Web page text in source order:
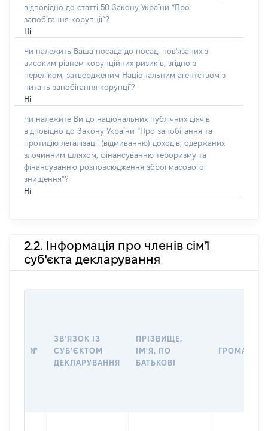
відповідно до статті 50 Закону України “Про
запобігання корупції”?
Ні
Чи належить Ваша посада до посад, пов'язаних з
високим рівнем корупційних ризиків, згідно з
переліком, затвердженим Національним агентством з
питань запобігання корупції?
Ні
Чи належите Ви до національних публічних діячів
відповідно до Закону України “Про запобігання та
протидію легалізації (відмиванню) доходів, одержаних
злочинним шляхом, фінансуванню тероризму та
фінансуванню розповсюдження зброї масового
знищення”?
Ні
2.2. Інформація про членів сім'ї
суб'єкта декларування
№
ЗВ'ЯЗОК ІЗ
СУБ'ЄКТОМ
ДЕКЛАРУВАННЯ
ПРІЗВИЩЕ,
ІМ'Я, ПО
БАТЬКОВІ